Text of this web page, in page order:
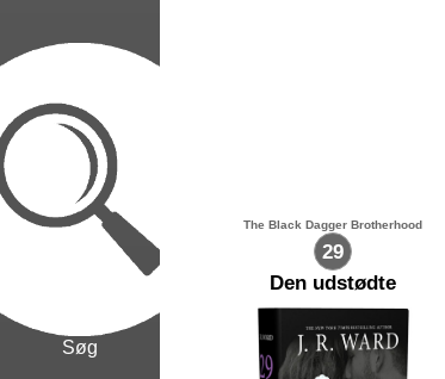
Søg
29
The Black Dagger Brotherhood
Den udstødte